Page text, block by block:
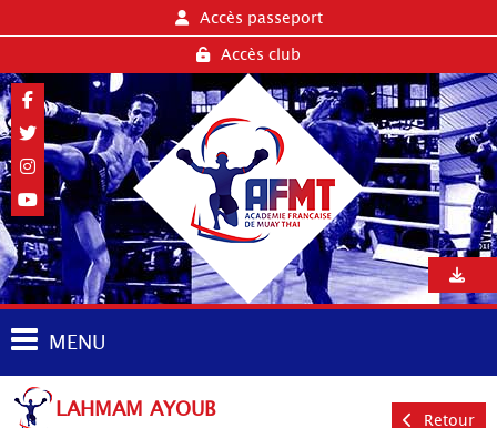
Accès passeport
Accès club
MENU
LAHMAM AYOUB Retour